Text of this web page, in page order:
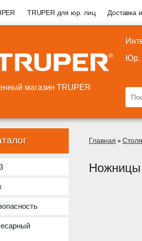
TRUPER для юр. лиц Доставка
магазин TRUPER
Юр.
Главная »
Ножницы